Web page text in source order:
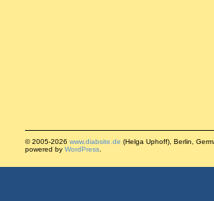
© 2005-2026 www.diabsite.de (Helga Uphoff), Berlin,
powered by WordPress.